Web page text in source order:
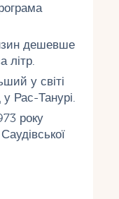
дешевше
літр.
у світі
Рас-Танурі.
року